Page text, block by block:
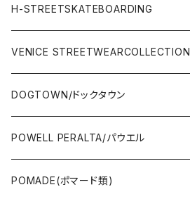
Rhythm(サーフアパレル)
Ripcurl(サーフブランド)
STREET
SURFSKATE
TRUCK(トラック)
WHEEL(ウィール)
OTHERS(スケボー小物/ステッカー類)
JAYADAMS/ジェイアダムス
SALE
made in JAPAN
made in USA
H-STREETSKATEBOARDING
VENICE STREETWEARCOLLECTION
DOGTOWN/ドックタウン
WEAR(衣類)
Deck(スケートデッキ)
POWELL PERALTA/パウエル
POMADE(ポマード類)